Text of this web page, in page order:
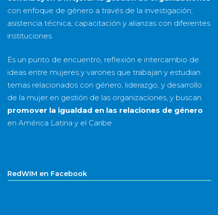
con enfoque de género a través de la investigación,
asistencia técnica, capacitación y alianzas con diferentes
instituciones.
Es un punto de encuentro, reflexión e intercambio de
ideas entre mujeres y varones que trabajan y estudian
temas relacionados con género, liderazgo, y desarrollo
de la mujer en gestión de las organizaciones, y buscan
promover la igualdad en las relaciones de género
en América Latina y el Caribe.
RedWIM en Facebook